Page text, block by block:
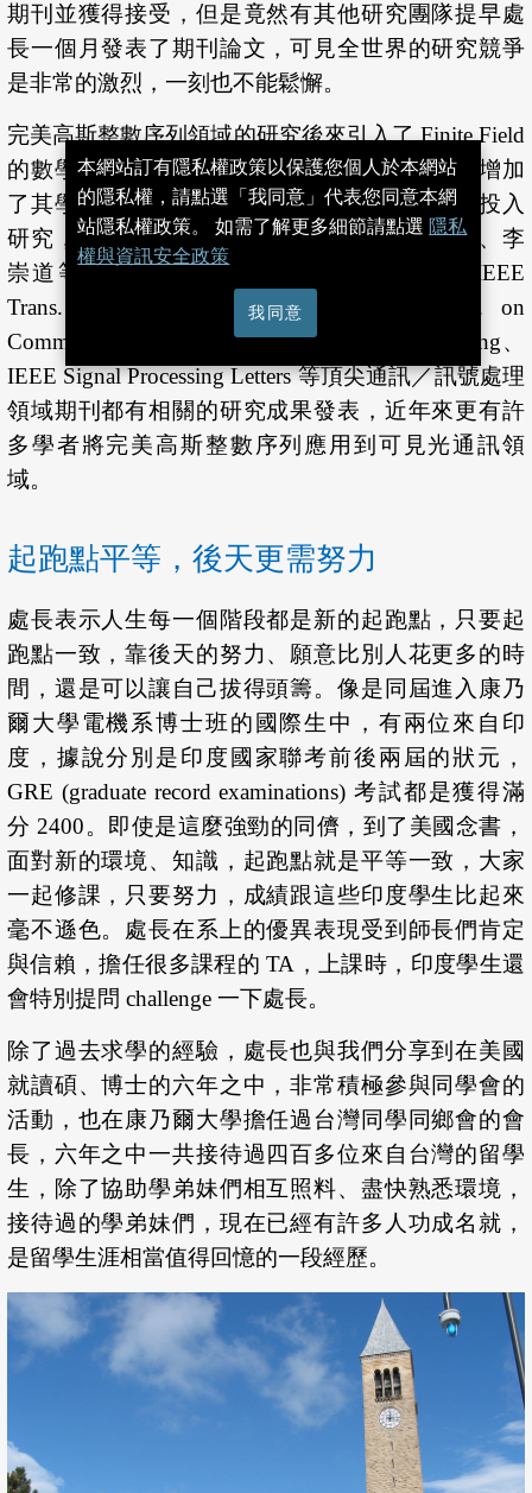
期刊並獲得接受，但是竟然有其他研究團隊提早處
長一個月發表了期刊論文，可見全世界的研究競爭
是非常的激烈，一刻也不能鬆懈。
完美高斯整數序列領域的研究後來引入了 Finite Field
的數學理論，提供了更紮實的數學基礎，大大增加
了其學術價值，也受到國內多位學者的重視而投入
研究，台灣大學貝蘇章教授，義守大學張赫烜、李
崇道等教授都有相當好的成果發表，包含 IEEE
Trans. on Information Theory、IEEE Trans. on
Communications、IEEE Trans. on Signal Processing、
IEEE Signal Processing Letters 等頂尖通訊／訊號處理
領域期刊都有相關的研究成果發表，近年來更有許
多學者將完美高斯整數序列應用到可見光通訊領
域。
起跑點平等，後天更需努力
處長表示人生每一個階段都是新的起跑點，只要起
跑點一致，靠後天的努力、願意比別人花更多的時
間，還是可以讓自己拔得頭籌。像是同屆進入康乃
爾大學電機系博士班的國際生中，有兩位來自印
度，據說分別是印度國家聯考前後兩屆的狀元，
GRE (graduate record examinations) 考試都是獲得滿
分 2400。即使是這麼強勁的同儕，到了美國念書，
面對新的環境、知識，起跑點就是平等一致，大家
一起修課，只要努力，成績跟這些印度學生比起來
毫不遜色。處長在系上的優異表現受到師長們肯定
與信賴，擔任很多課程的 TA，上課時，印度學生還
會特別提問 challenge 一下處長。
除了過去求學的經驗，處長也與我們分享到在美國
就讀碩、博士的六年之中，非常積極參與同學會的
活動，也在康乃爾大學擔任過台灣同學同鄉會的會
長，六年之中一共接待過四百多位來自台灣的留學
生，除了協助學弟妹們相互照料、盡快熟悉環境，
接待過的學弟妹們，現在已經有許多人功成名就，
是留學生涯相當值得回憶的一段經歷。
本網站訂有隱私權政策以保護您個人於本網站
的隱私權，請點選「我同意」代表您同意本網
站隱私權政策。 如需了解更多細節請點選 隱私
權與資訊安全政策
我同意